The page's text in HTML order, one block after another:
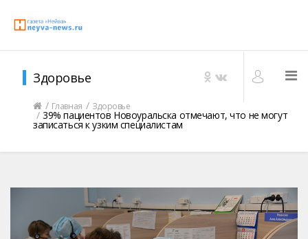
Здоровье
Главная Здоровье
39% пациентов Новоуральска отмечают, что не могут
записаться к узким специалистам